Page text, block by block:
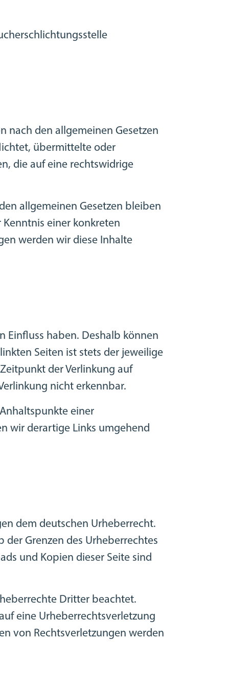
nach den allgemeinen Gesetzen
übermittelte oder
die auf eine rechtswidrige
allgemeinen Gesetzen bleiben
einer konkreten
werden wir diese Inhalte
Einfluss haben. Deshalb können
Seiten ist stets der jeweilige
der Verlinkung auf
nicht erkennbar.
einer
wir derartige Links umgehend
dem deutschen Urheberrecht.
Grenzen des Urheberrechtes
und Kopien dieser Seite sind
Dritter beachtet.
eine Urheberrechtsverletzung
von Rechtsverletzungen werden